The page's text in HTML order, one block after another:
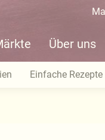
Über uns
Einfache Rezepte